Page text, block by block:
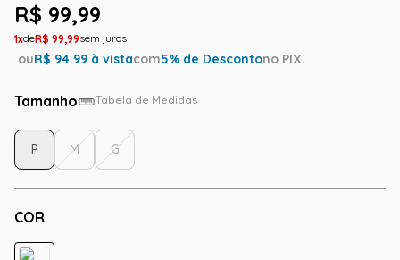
R$ 99,99
1 R$ 99,99
ouR$ 94.99 à vistacom5% de Descontono PIX.
Tamanho Tabela de Medidas
COR
P M G